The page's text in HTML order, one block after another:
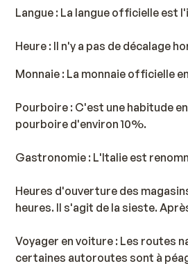
Langue : La langue officielle est
Heure : Il n'y a pas de décalage
Monnaie : La monnaie officielle
Pourboire : C'est une habitude
pourboire d'environ 10%.
Gastronomie : L'Italie est
Heures d'ouverture des
heures. Il s'agit de la sieste.
Voyager en voiture : Les routes
certaines autoroutes sont à